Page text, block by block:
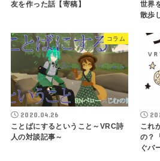
友を作った話【寄稿】
世界
散歩
コラム
2020.04.26
ことばにするということ～VRC詩
人の対談記事～
これ
の？
ぐバ